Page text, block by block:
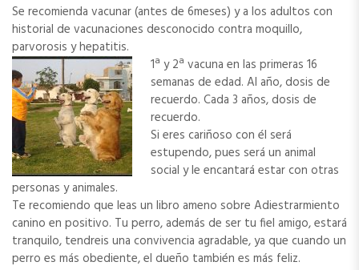
Se recomienda vacunar (antes de 6meses) y a los adultos con
historial de vacunaciones desconocido contra moquillo,
parvorosis y hepatitis.
1ª y 2ª vacuna en las primeras 16
semanas de edad. Al año, dosis de
recuerdo. Cada 3 años, dosis de
recuerdo.
Si eres cariñoso con él será
estupendo, pues será un animal
social y le encantará estar con otras
personas y animales.
Te recomiendo que leas un libro ameno sobre Adiestrarmiento
canino en positivo. Tu perro, además de ser tu fiel amigo, estará
tranquilo, tendreis una convivencia agradable, ya que cuando un
perro es más obediente, el dueño también es más feliz.